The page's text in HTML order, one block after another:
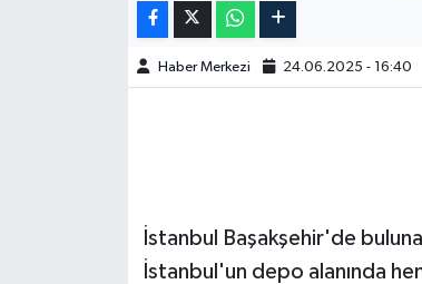
Haber Merkezi 24.06.2025 - 16:40
İstanbul Başakşehir'de
İstanbul'un depo alanında